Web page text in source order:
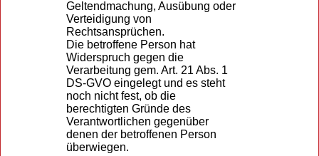
Geltendmachung, Ausübung oder
Verteidigung von
Rechtsansprüchen.
Die betroffene Person hat
Widerspruch gegen die
Verarbeitung gem. Art. 21 Abs. 1
DS-GVO eingelegt und es steht
noch nicht fest, ob die
berechtigten Gründe des
Verantwortlichen gegenüber
denen der betroffenen Person
überwiegen.